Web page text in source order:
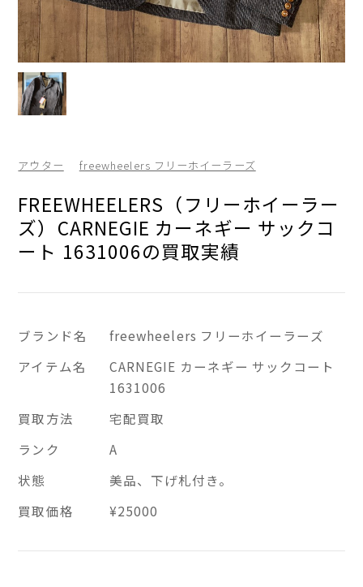
アウター freewheelers フリーホイーラーズ
FREEWHEELERS（フリーホイーラー
ズ）CARNEGIE カーネギー サックコ
ート 1631006の買取実績
ブランド名
freewheelers フリーホイーラーズ
アイテム名
CARNEGIE カーネギー サックコート
1631006
買取方法
宅配買取
ランク
A
状態
美品、下げ札付き。
買取価格
¥25000